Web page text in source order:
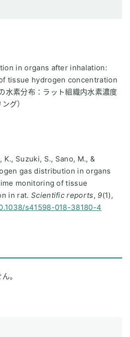
in organs after inhalation:
tissue hydrogen concentration
水素分布：ラット組織内水素濃度
グ）
K., Suzuki, S., Sano, M., &
gas distribution in organs
monitoring of tissue
in rat. Scientific reports, 9(1),
s41598-018-38180-4
。